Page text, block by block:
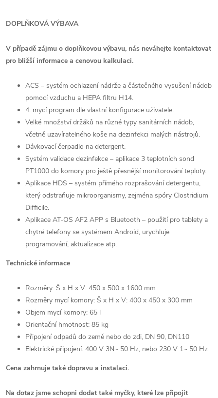
DOPLŇKOVÁ VÝBAVA
V případě zájmu o doplňkovou výbavu, nás neváhejte kontaktovat
pro bližší informace a cenovou kalkulaci.
ACS – systém ochlazení nádrže a částečného vysušení nádob
pomocí vzduchu a HEPA filtru H14.
4. mycí program dle vlastní konfigurace uživatele.
Velké množství držáků na různé typy sanitárních nádob,
včetně uzavíratelného koše na dezinfekci malých nástrojů.
Dávkovací čerpadlo na detergent.
Systém validace dezinfekce – aplikace 3 teplotních sond
PT1000 do komory pro ještě přesnější monitorování teploty.
Aplikace HDS – systém přímého rozprašování detergentu,
který odstraňuje mikroorganismy, zejména spóry Clostridium
Difficile.
Aplikace AT-OS AF2 APP s Bluetooth – použití pro tablety a
chytré telefony se systémem Android, urychluje
programování, aktualizace atp.
Technické informace
Rozměry: Š x H x V: 450 x 500 x 1600 mm
Rozměry mycí komory: Š x H x V: 400 x 450 x 300 mm
Objem mycí komory: 65 l
Orientační hmotnost: 85 kg
Připojení odpadů do země nebo do zdi, DN 90, DN110
Elektrické připojení: 400 V 3N~ 50 Hz, nebo 230 V 1~ 50 Hz
Cena zahrnuje také dopravu a instalaci.
Na dotaz jsme schopni dodat také myčky, které lze připojit